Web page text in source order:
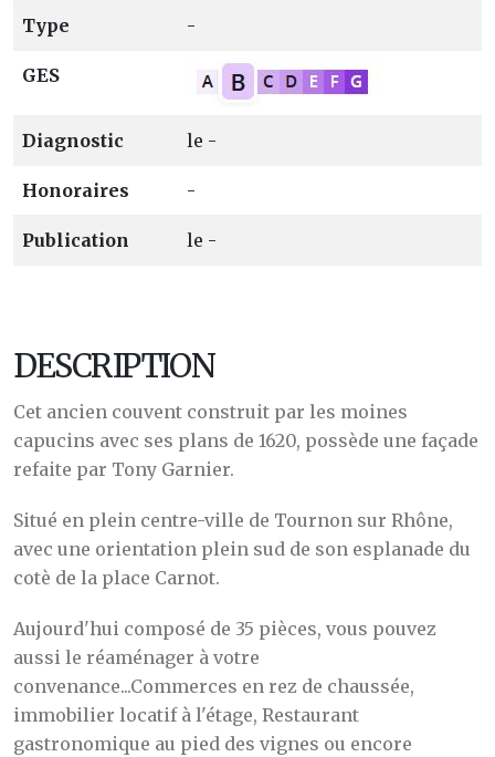
Type -
GES
Diagnostic le -
Honoraires -
Publication le -
DESCRIPTION
Cet ancien couvent construit par les moines
capucins avec ses plans de 1620, possède une façade
refaite par Tony Garnier.
Situé en plein centre-ville de Tournon sur Rhône,
avec une orientation plein sud de son esplanade du
cotè de la place Carnot.
Aujourd'hui composé de 35 pièces, vous pouvez
aussi le réaménager à votre
convenance...Commerces en rez de chaussée,
immobilier locatif à l'étage, Restaurant
gastronomique au pied des vignes ou encore